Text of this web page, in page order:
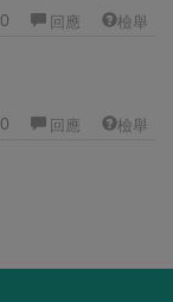
0 回應 檢舉
0 回應 檢舉